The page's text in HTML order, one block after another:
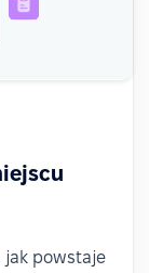
jak powstaje